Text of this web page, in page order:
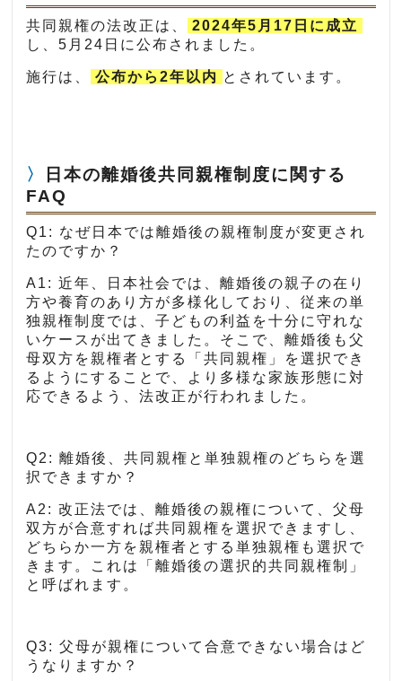
共同親権の法改正は、
2024年5月17日に成立
し、5月24日に公布されました。
施行は、 公布から2年以内 とされています。
日本の離婚後共同親権制度に関する
FAQ
Q1: なぜ日本では離婚後の親権制度が変更され
たのですか？
A1: 近年、日本社会では、離婚後の親子の在り
方や養育のあり方が多様化しており、従来の単
独親権制度では、子どもの利益を十分に守れな
いケースが出てきました。そこで、離婚後も父
母双方を親権者とする「共同親権」を選択でき
るようにすることで、より多様な家族形態に対
応できるよう、法改正が行われました。
Q2: 離婚後、共同親権と単独親権のどちらを選
択できますか？
A2: 改正法では、離婚後の親権について、父母
双方が合意すれば共同親権を選択できますし、
どちらか一方を親権者とする単独親権も選択で
きます。これは「離婚後の選択的共同親権制」
と呼ばれます。
Q3: 父母が親権について合意できない場合はど
うなりますか？